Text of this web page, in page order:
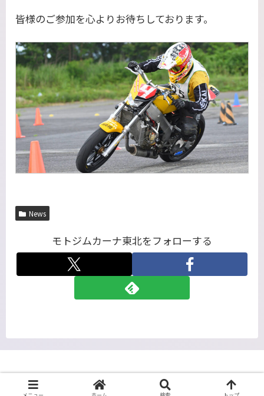
皆様のご参加を心よりお待ちしております。
News
モトジムカーナ東北をフォローする
Team Extreme Gymkhana Club